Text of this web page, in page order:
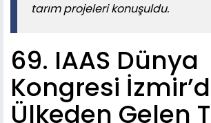
tarım projeleri konuşuldu.
69. IAAS Dünya
Kongresi
Ülkeden Gelen